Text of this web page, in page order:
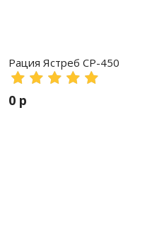
Рация Ястреб СР-450
0 р